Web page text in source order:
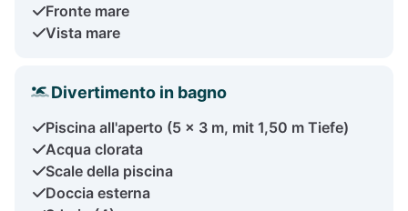
Fronte mare
Vista mare
Divertimento in bagno
Piscina all'aperto (5 x 3 m, mit 1,50 m Tiefe)
Acqua clorata
Scale della piscina
Doccia esterna